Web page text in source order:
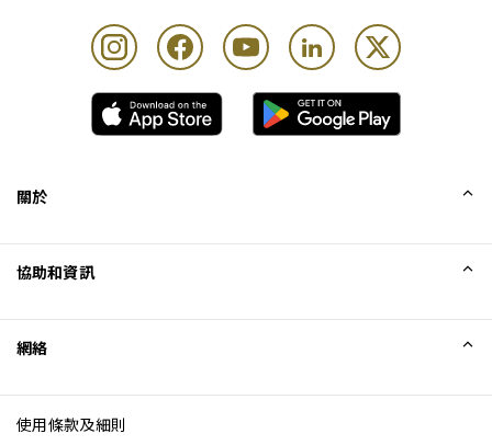
關於
Excellence Awards
網誌
協助和資訊
網絡
使用條款及細則